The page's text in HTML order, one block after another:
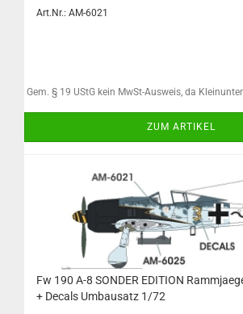
Art.Nr.: AM-6021
Gem. § 19 UStG kein MwSt-Ausweis, da
ZUM ARTIKEL
Fw 190 A-8 SONDER EDITION
+ Decals Umbausatz 1/72